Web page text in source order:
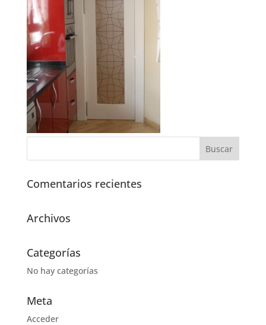
Comentarios recientes
Archivos
Categorías
No hay categorías
Meta
Acceder